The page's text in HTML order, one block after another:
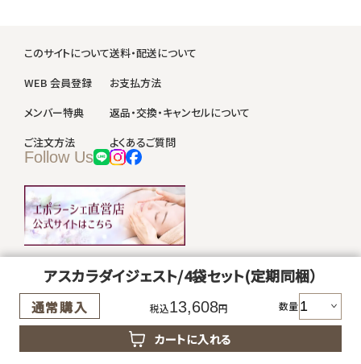
アスカラダイジェスト/4袋セット(定期同梱）
通常購入 税込13,608円 数量
カートに入れる
このサイトについて
WEB 会員登録
メンバー特典
ご注文方法
送料・配送について
お支払方法
返品・交換・キャンセルについて
よくあるご質問
Follow Us
会社概要 プライバシーポリシー
特定商取引法に基づく表示 利用規約
©Triplesun All rights reserved.